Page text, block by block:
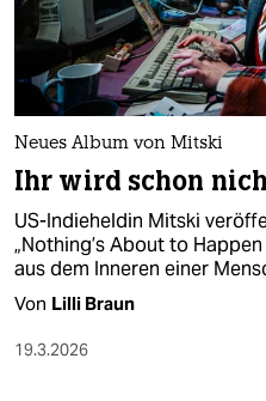
nord
wahrheit
verlag
verlag
veranstaltungen
shop
fragen & hilfe
Neues Album von Mitski
Ihr wird schon
US-Indieheldin Mitski
„Nothing’s About to
aus dem Inneren einer
Von Lilli Braun
19.3.2026